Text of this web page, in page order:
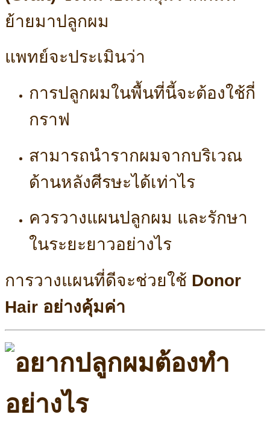
ย้ายมาปลูกผม
แพทย์จะประเมินว่า
การปลูกผมในพื้นที่นี้จะต้องใช้กี่
กราฟ
สามารถนำรากผมจากบริเวณ
ด้านหลังศีรษะได้เท่าไร
ควรวางแผนปลูกผม และรักษา
ในระยะยาวอย่างไร
การวางแผนที่ดีจะช่วยใช้ Donor
Hair อย่างคุ้มค่า